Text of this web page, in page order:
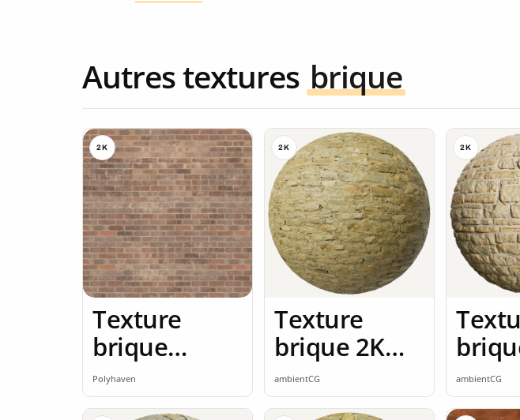
Autres textures brique
2K
Texture
brique
brique rouge
2K
Polyhaven
2K
Texture
brique 2K
seamless
ambientCG
2K
ambientCG